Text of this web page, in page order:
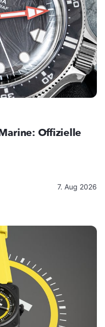
Offizielle
7. Aug 2026